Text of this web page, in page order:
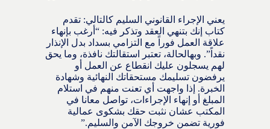
يعني الإجراء القانوني السليم كالتالي: تقدم
كتاب إنك بتنهي العقد وتذكر فيه: “أرغب بإنهاء
علاقة العمل فوراً مع التزامي بسداد بدل الإنذار
نقداً”. وبهالحالة، تعتبر استقالتك نافذة، وما يحق
لهم يسجلون عليك انقطاع عن العمل أو
يرفضون تسليمك مستحقاتك النهائية وشهادة
الخبرة. إذا واجهت أي تعنت منهم في استلام
المبلغ أو إنهاء الإجراءات، تواصل معانا في
المكتب عشان نثبت حقك بشكوى عمالية
فورية تضمن خروجك الآمن والسليم.”